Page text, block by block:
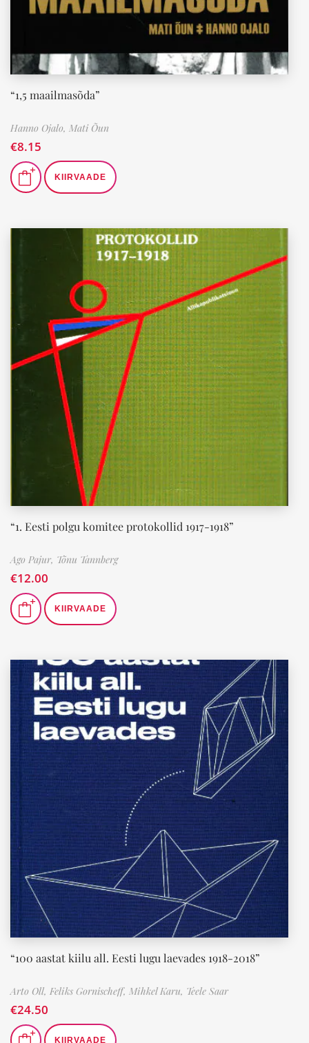
“1,5 maailmasõda”
Hanno Ojalo, Mati Õun
€8.15
KIIRVAADE
“1. Eesti polgu komitee protokollid 1917-1918”
Ago Pajur, Tõnu Tannberg
€12.00
KIIRVAADE
“100 aastat kiilu all. Eesti lugu laevades 1918-2018”
Arto Oll, Feliks Gornischeff, Mihkel Karu, Teele Saar
€24.50
KIIRVAADE